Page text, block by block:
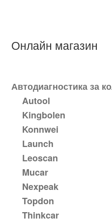
Онлайн магазин
Автодиагностика за
Autool
Kingbolen
Konnwei
Launch
Leoscan
Mucar
Nexpeak
Topdon
Thinkcar